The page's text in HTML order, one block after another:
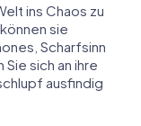
ins Chaos zu
sie
Scharfsinn
sich an ihre
ausfindig